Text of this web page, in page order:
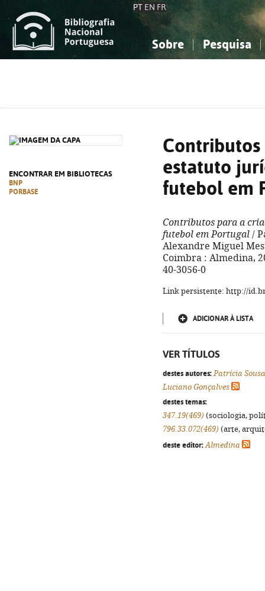
PT EN FR
Sobre Pesquisa
ENCONTRAR EM BIBLIOTECAS
BNP
PORBASE
estatuto
futebol em
Contributos para a
futebol em Portugal /
Alexandre Miguel
Coimbra : Almedina,
40-3056-0
Link persistente: http://
ADICIONAR À LISTA
VER TÍTULOS
destes autores: Patrícia
Luciano Gonçalves
destes temas:
347.19(469) (sociologia,
796.33.072(469) (arte,
deste editor: Almedina